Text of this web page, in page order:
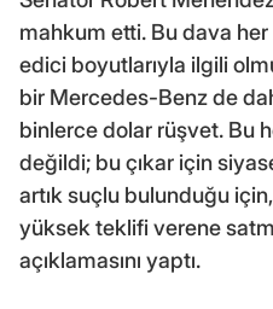
mahkum etti. Bu dava
edici boyutlarıyla ilgili
bir Mercedes-Benz de
binlerce dolar rüşvet. Bu
değildi; bu çıkar için
artık suçlu bulunduğu
yüksek teklifi verene
açıklamasını yaptı.